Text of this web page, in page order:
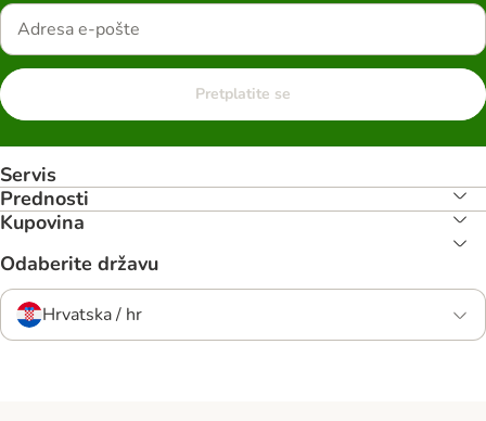
Pretplatite se
Servis
Prednosti
Kupovina
Odaberite državu
Hrvatska / hr